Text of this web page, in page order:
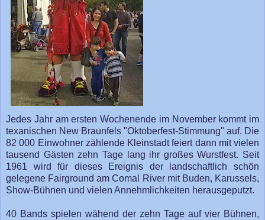
Jedes Jahr am ersten Wochenende im November kommt im
texanischen New Braunfels "Oktoberfest-Stimmung" auf. Die
82 000 Einwohner zählende Kleinstadt feiert dann mit vielen
tausend Gästen zehn Tage lang ihr großes Wurstfest. Seit
1961 wird für dieses Ereignis der landschaftlich schön
gelegene Fairground am Comal River mit Buden, Karussels,
Show-Bühnen und vielen Annehmlichkeiten herausgeputzt.
40 Bands spielen wähend der zehn Tage auf vier Bühnen,